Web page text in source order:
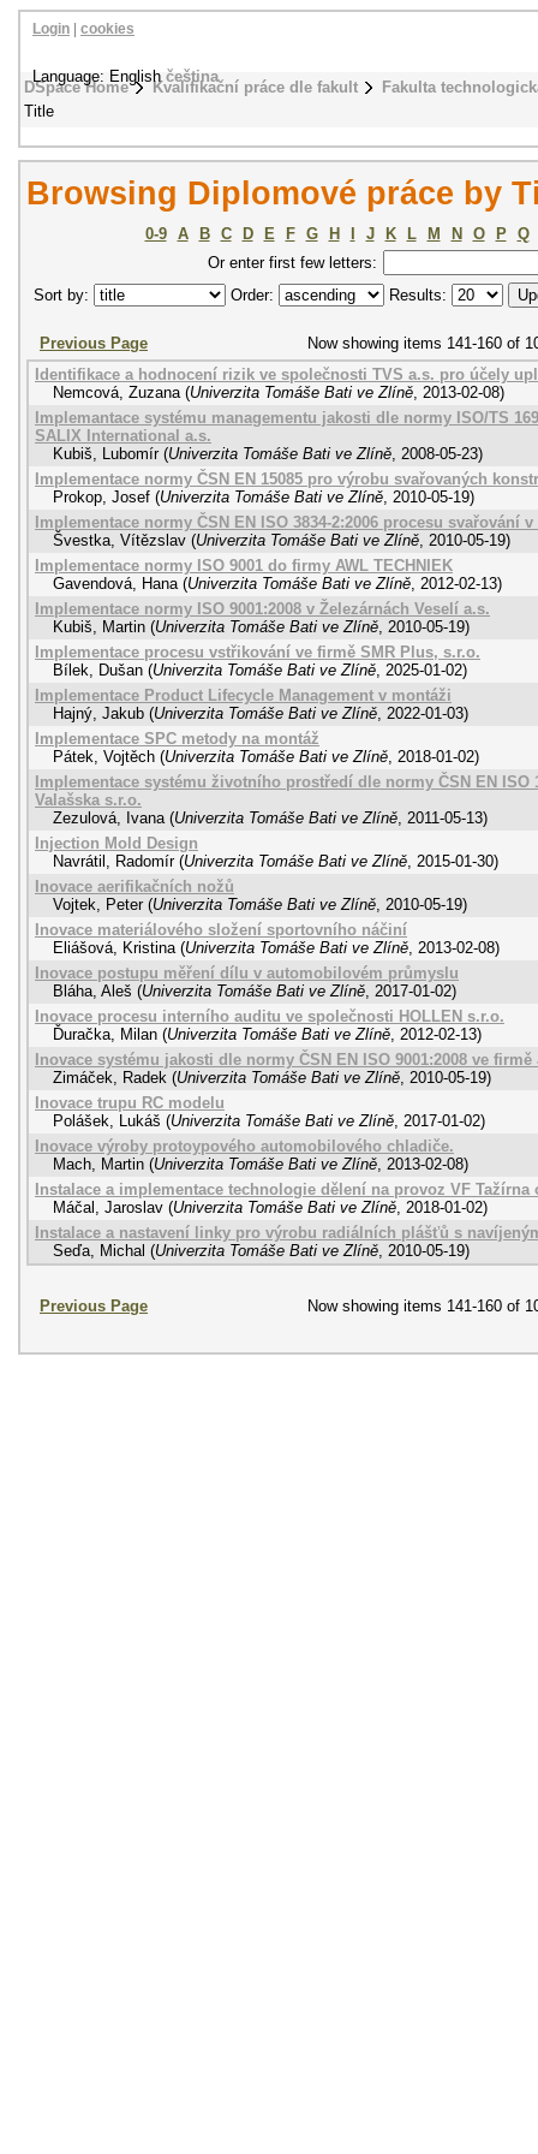
DSpace Home Kvalifikační práce dle fakult
Fakulta
Title
Login cookies
Language: Englishčeština
Browsing Diplomové práce by
0-9 A B C D E F G H J K L M N O P
Q
Or enter first few letters:
Sort by:
Order: Results:
Previous Page
Now showing items 141-160 of
Identifikace a hodnocení rizik ve společnosti TVS a.s. pro účely
Nemcová, Zuzana (Univerzita Tomáše Bati ve Zlíně, 2013-02-08)
Implemantace systému managementu jakosti dle normy ISO/TS
SALIX International a.s.
Kubiš, Lubomír (Univerzita Tomáše Bati ve Zlíně, 2008-05-23)
Implementace normy ČSN EN 15085 pro výrobu svařovaných
Prokop, Josef (Univerzita Tomáše Bati ve Zlíně, 2010-05-19)
Implementace normy ČSN EN ISO 3834-2:2006 procesu svařování
Švestka, Vítězslav (Univerzita Tomáše Bati ve Zlíně, 2010-05-19)
Implementace normy ISO 9001 do firmy AWL TECHNIEK
Gavendová, Hana (Univerzita Tomáše Bati ve Zlíně, 2012-02-13)
Implementace normy ISO 9001:2008 v Železárnách Veselí a.s.
Kubiš, Martin (Univerzita Tomáše Bati ve Zlíně, 2010-05-19)
Implementace procesu vstřikování ve firmě SMR Plus, s.r.o.
Bílek, Dušan (Univerzita Tomáše Bati ve Zlíně, 2025-01-02)
Implementace Product Lifecycle Management v montáži
Hajný, Jakub (Univerzita Tomáše Bati ve Zlíně, 2022-01-03)
Implementace SPC metody na montáž
Pátek, Vojtěch (Univerzita Tomáše Bati ve Zlíně, 2018-01-02)
Implementace systému životního prostředí dle normy ČSN EN ISO
Valašska s.r.o.
Zezulová, Ivana (Univerzita Tomáše Bati ve Zlíně, 2011-05-13)
Injection Mold Design
Navrátil, Radomír (Univerzita Tomáše Bati ve Zlíně, 2015-01-30)
Inovace aerifikačních nožů
Vojtek, Peter (Univerzita Tomáše Bati ve Zlíně, 2010-05-19)
Inovace materiálového složení sportovního náčiní
Eliášová, Kristina (Univerzita Tomáše Bati ve Zlíně, 2013-02-08)
Inovace postupu měření dílu v automobilovém průmyslu
Bláha, Aleš (Univerzita Tomáše Bati ve Zlíně, 2017-01-02)
Inovace procesu interního auditu ve společnosti HOLLEN s.r.o.
Ďuračka, Milan (Univerzita Tomáše Bati ve Zlíně, 2012-02-13)
Inovace systému jakosti dle normy ČSN EN ISO 9001:2008 ve firmě
Zimáček, Radek (Univerzita Tomáše Bati ve Zlíně, 2010-05-19)
Inovace trupu RC modelu
Polášek, Lukáš (Univerzita Tomáše Bati ve Zlíně, 2017-01-02)
Inovace výroby protoypového automobilového chladiče.
Mach, Martin (Univerzita Tomáše Bati ve Zlíně, 2013-02-08)
Instalace a implementace technologie dělení na provoz VF Tažírna
Máčal, Jaroslav (Univerzita Tomáše Bati ve Zlíně, 2018-01-02)
Instalace a nastavení linky pro výrobu radiálních plášťů s
Seďa, Michal (Univerzita Tomáše Bati ve Zlíně, 2010-05-19)
Previous Page Now showing items 141-160 of